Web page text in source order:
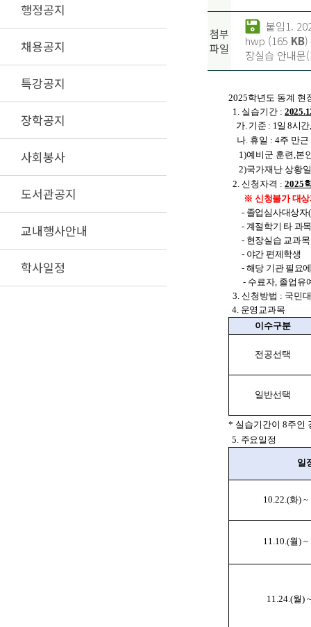
행정공지
채용공지
특강공지
장학공지
사회봉사
도서관공지
교내행사안내
학사일정
첨부
파일
붙임1.
hwp (165 KB)
장실습 안내
2025학년도 동계 현
1. 실습기간 :
가. 기준 : 1일 8시
나. 휴일 : 4주 만근
1)예비군 훈련,본
2)국가재난 상황일
2. 신청자격 : 2025
※ 신청불가 대
- 졸업심사대상자
- 계절학기 타 과
- 현장실습 교과
- 야간 편제학생
- 해당 기관 필요
- 수료자, 졸업유
3. 신청방법 : 국민
4. 운영교과목
이수구분
전공선택
일반선택
* 실습기간이 8주인
5. 주요일정
일
10.22.(화) ~
11.10.(월) ~
11.24.(월)